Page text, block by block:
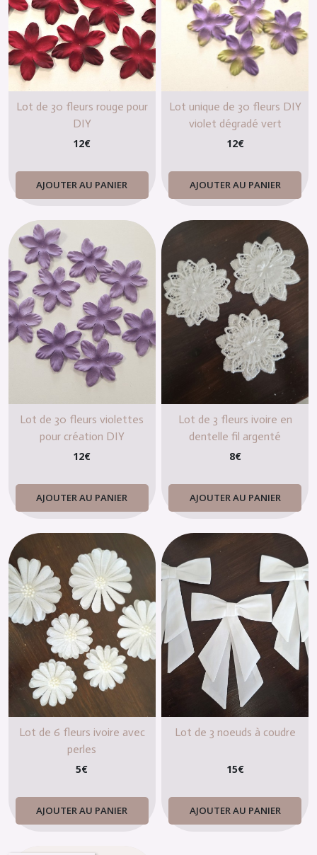
Lot de 30 fleurs rouge pour
DIY
12€
AJOUTER AU PANIER
Lot unique de 30 fleurs DIY
violet dégradé vert
12€
AJOUTER AU PANIER
Lot de 30 fleurs violettes
pour création DIY
12€
AJOUTER AU PANIER
Lot de 3 fleurs ivoire en
dentelle fil argenté
8€
AJOUTER AU PANIER
Lot de 6 fleurs ivoire avec
perles
5€
AJOUTER AU PANIER
Lot de 3 noeuds à coudre
15€
AJOUTER AU PANIER